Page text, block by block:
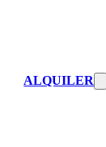
ALQUILER